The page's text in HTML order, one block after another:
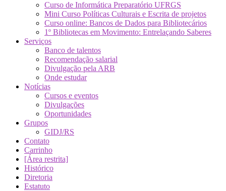
Curso de Informática Preparatório UFRGS
Mini Curso Políticas Culturais e Escrita de projetos
Curso online: Bancos de Dados para Bibliotecários
1º Bibliotecas em Movimento: Entrelaçando Saberes
Serviços
Banco de talentos
Recomendação salarial
Divulgação pela ARB
Onde estudar
Notícias
Cursos e eventos
Divulgações
Oportunidades
Grupos
GIDJ/RS
Contato
Carrinho
[Área restrita]
Histórico
Diretoria
Estatuto